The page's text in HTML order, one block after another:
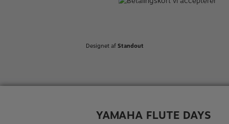
Designet afStandout
YAMAHA FLUTE DAYS